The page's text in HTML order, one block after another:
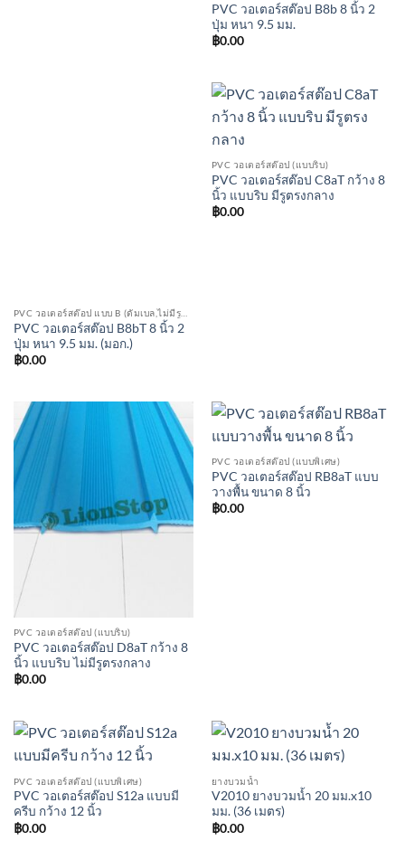
PVC วอเตอร์สต๊อป B8b 8 นิ้ว 2
ปุ่ม หนา 9.5 มม.
฿0.00
PVC วอเตอร์สต๊อป B8bT 8 นิ้ว 2
ปุ่ม หนา 9.5 มม. (มอก.)
฿0.00
PVC วอเตอร์สต๊อป (แบบริบ)
PVC วอเตอร์สต๊อป C8aT กว้าง 8
นิ้ว แบบริบ มีรูตรงกลาง
฿0.00
PVC วอเตอร์สต๊อป (แบบริบ)
PVC วอเตอร์สต๊อป D8aT กว้าง 8
นิ้ว แบบริบ ไม่มีรูตรงกลาง
฿0.00
PVC วอเตอร์สต๊อป (แบบพิเศษ)
PVC วอเตอร์สต๊อป RB8aT แบบ
วางพื้น ขนาด 8 นิ้ว
฿0.00
PVC วอเตอร์สต๊อป (แบบพิเศษ)
PVC วอเตอร์สต๊อป S12a แบบมี
ครีบ กว้าง 12 นิ้ว
฿0.00
ยางบวมน้ำ
V2010 ยางบวมน้ำ 20 มม.x10
มม. (36 เมตร)
฿0.00